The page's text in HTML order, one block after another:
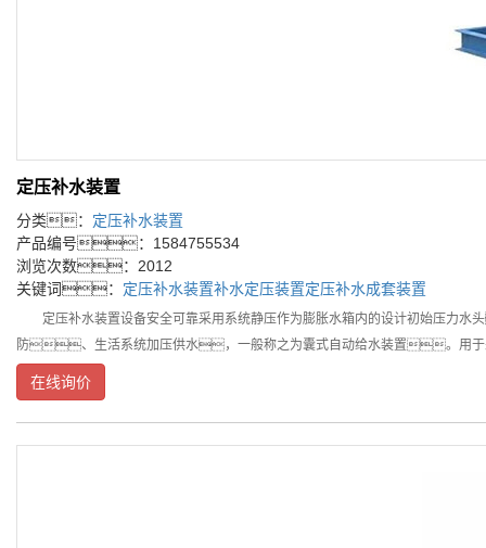
定压补水装置
分类： 定压补水装置
产品编号：1584755534
浏览次数：2012
关键词： 定压补水装置补水定压装置定压补水成套装置
定压补水装置设备安全可靠采用系统静压作为膨胀水箱内的设计初始压
防、生活系统加压供水，一般称之为囊式自动给水装置。用
在线询价